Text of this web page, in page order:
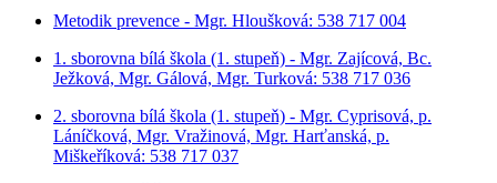
Metodik prevence - Mgr. Hloušková: 538 717 004
1. sborovna bílá škola (1. stupeň) - Mgr. Zajícová, Bc.
Ježková, Mgr. Gálová, Mgr. Turková: 538 717 036
2. sborovna bílá škola (1. stupeň) - Mgr. Cyprisová, p.
Láníčková, Mgr. Vražinová, Mgr. Harťanská, p.
Miškeříková: 538 717 037